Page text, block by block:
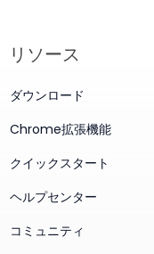
リソース
ダウンロード
Chrome拡張機能
クイックスタート
ヘルプセンター
コミュニティ